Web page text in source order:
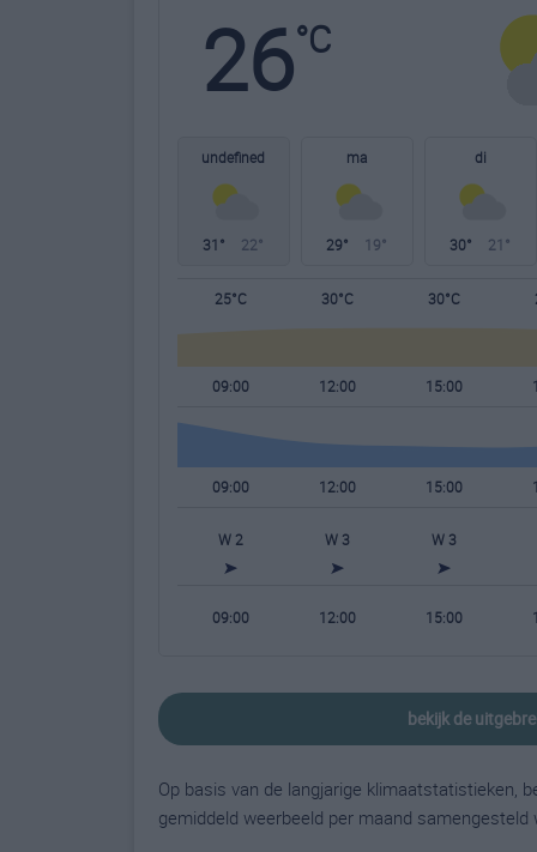
26°C
undefined
31° 22°
ma
29° 19°
di
30° 21°
25°C 30°C 30°C
09:00 12:00 15:00
09:00 12:00 15:00
W 2 W 3 W 3
09:00 12:00 15:00
bekijk de
Op basis van de langjarige klimaatstatistieken,
gemiddeld weerbeeld per maand samengesteld